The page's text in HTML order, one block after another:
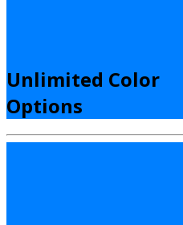
Unlimited Color
Options